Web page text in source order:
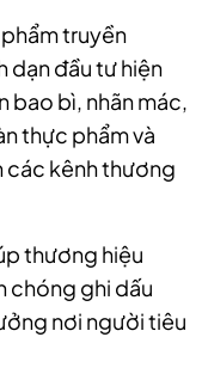
truyền
dạn đầu tư hiện
bao bì, nhãn mác,
thực phẩm và
các kênh thương
thương hiệu
chóng ghi dấu
nơi người tiêu